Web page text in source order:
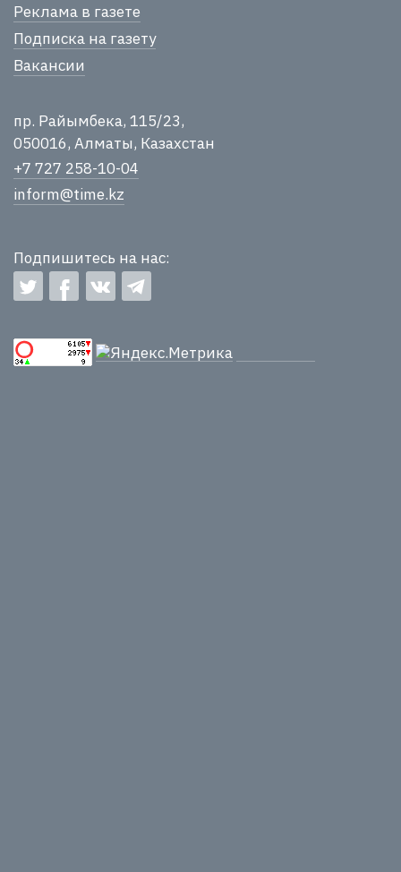
Реклама в газете
Подписка на газету
Вакансии
пр. Райымбека, 115/23,
050016, Алматы, Казахстан
+7 727 258-10-04
inform@time.kz
Подпишитесь на нас: